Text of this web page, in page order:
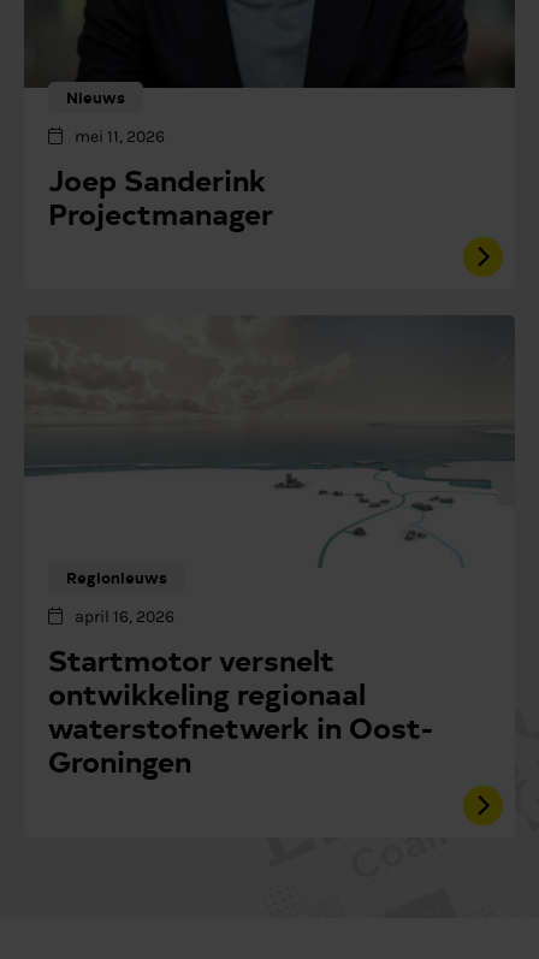
Nieuws
mei 11, 2026
Joep Sanderink
Projectmanager
Regionieuws
april 16, 2026
Startmotor versnelt
ontwikkeling regionaal
waterstofnetwerk in Oost-
Groningen